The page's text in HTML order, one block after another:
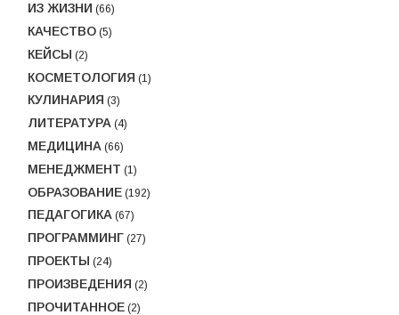
ИЗ ЖИЗНИ (66)
КАЧЕСТВО (5)
КЕЙСЫ (2)
КОСМЕТОЛОГИЯ (1)
КУЛИНАРИЯ (3)
ЛИТЕРАТУРА (4)
МЕДИЦИНА (66)
МЕНЕДЖМЕНТ (1)
ОБРАЗОВАНИЕ (192)
ПЕДАГОГИКА (67)
ПРОГРАММИНГ (27)
ПРОЕКТЫ (24)
ПРОИЗВЕДЕНИЯ (2)
ПРОЧИТАННОЕ (2)